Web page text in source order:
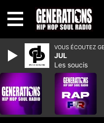
VOUS ÉCOUTEZ
JUL
Les soucis